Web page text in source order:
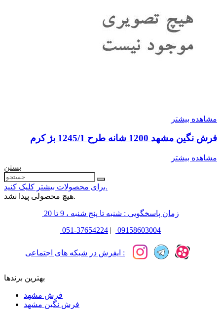
مشاهده بیشتر
فرش نگین مشهد 1200 شانه طرح 1245/1 بژ کرم
مشاهده بیشتر
بستن
برای محصولات بیشتر کلیک کنید.
هیچ محصولی پیدا نشد.
زمان پاسخگویی : شنبه تا پنج شنبه ، 9 تا 20
051-37654224 | 09158603004
ایفرش در شبکه های اجتماعی :
بهترین برندها
فرش مشهد
فرش نگین مشهد